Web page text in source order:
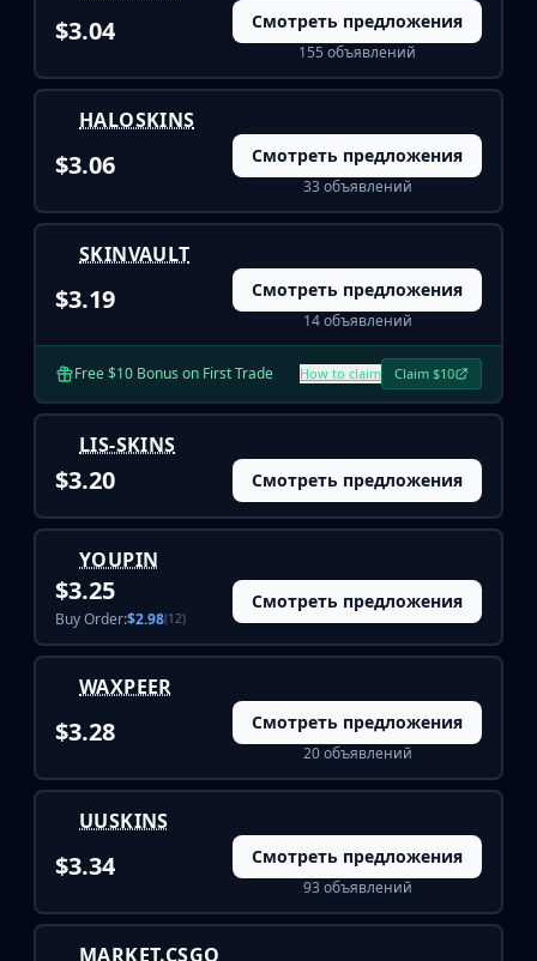
Patches
Music Kits
Souvenir Packages
Discover
Trending
Highlights
For You
Guides
Investing
Trading
Safe Trading
Live Deals
Compare
Blog
Community
All cases
Collections
All collections
All markets
CS.Money
CSFloat
DMarket
Skinbaron
Skinswap
$3.04 Смотреть предложения
155 объявлений
HALOSKINS
$3.06 Смотреть предложения
33 объявлений
SKINVAULT
$3.19 Смотреть предложения
14 объявлений
Free $10 Bonus on First Trade How to claim Claim $10
LIS-SKINS
$3.20 Смотреть предложения
YOUPIN
$3.25
Buy Order:$2.98(12)
Смотреть предложения
WAXPEER
$3.28 Смотреть предложения
20 объявлений
UUSKINS
$3.34 Смотреть предложения
93 объявлений
MARKET.CSGO